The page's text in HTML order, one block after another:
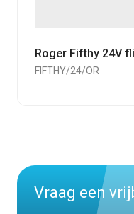
Roger Fifthy 24V
FIFTHY/24/OR
Vraag een